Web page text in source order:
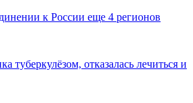
к России еще 4 регионов
туберкулёзом, отказалась лечиться и